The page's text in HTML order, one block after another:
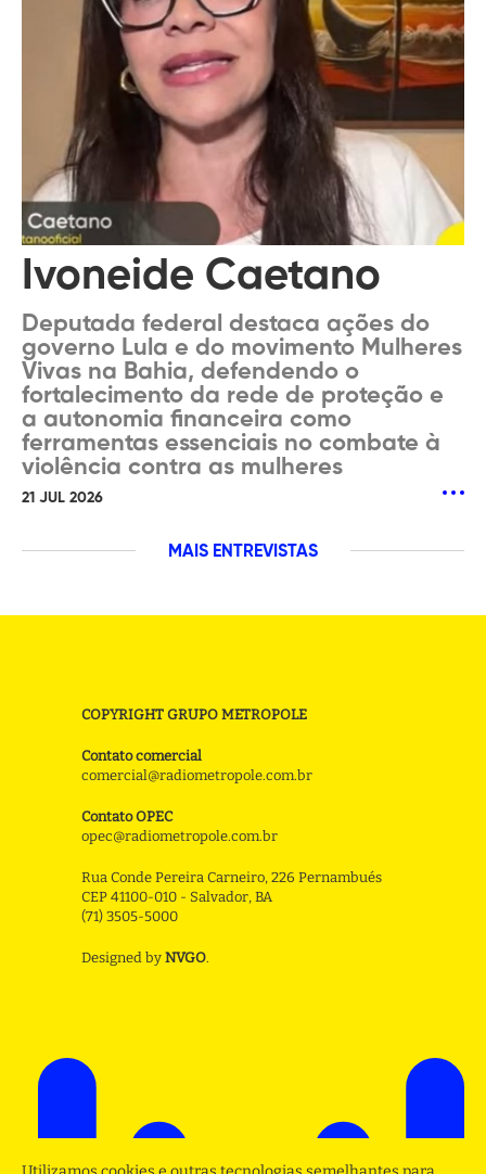
Ivoneide Caetano
Deputada federal destaca ações do
governo Lula e do movimento Mulheres
Vivas na Bahia, defendendo o
fortalecimento da rede de proteção e
a autonomia financeira como
ferramentas essenciais no combate à
violência contra as mulheres
21 JUL 2026
MAIS ENTREVISTAS
COPYRIGHT GRUPO METROPOLE
Contato comercial
comercial@radiometropole.com.br
Contato OPEC
opec@radiometropole.com.br
Rua Conde Pereira Carneiro, 226 Pernambués
CEP 41100-010 - Salvador, BA
(71) 3505-5000
Designed by NVGO.